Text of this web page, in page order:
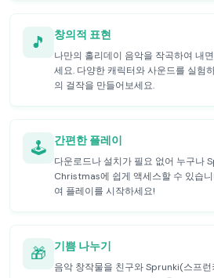
🎵 창의적 표현
나만의 홀리데이 음악을 작곡하여 내
세요. 다양한 캐릭터와 사운드를 실험
의 걸작을 만들어보세요.
🕹️ 간편한 플레이
다운로드나 설치가 필요 없어 누구나
Christmas에 쉽게 액세스할 수 있습
여 플레이를 시작하세요!
🎁 기쁨 나누기
음악 창작물을 친구와 Sprunki(스프